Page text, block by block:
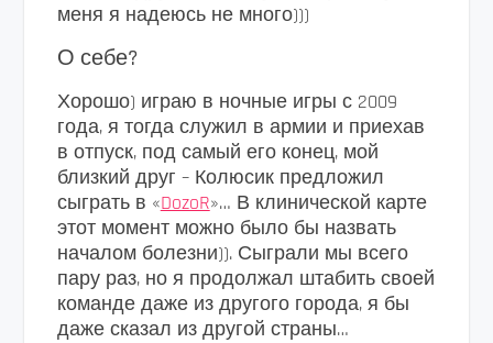
меня я надеюсь не много)))
О себе?
Хорошо) играю в ночные игры с 2009
года, я тогда служил в армии и приехав
в отпуск, под самый его конец, мой
близкий друг – Колюсик предложил
сыграть в «DozoR»… В клинической карте
этот момент можно было бы назвать
началом болезни)). Сыграли мы всего
пару раз, но я продолжал штабить своей
команде даже из другого города, я бы
даже сказал из другой страны…